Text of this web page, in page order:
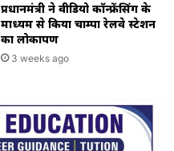
प्रधानमंत्री ने वीडियो कॉन्फ्रेंसिंग के
माध्यम से किया चाम्पा रेलवे स्टेशन
का लोकार्पण
3 weeks ago